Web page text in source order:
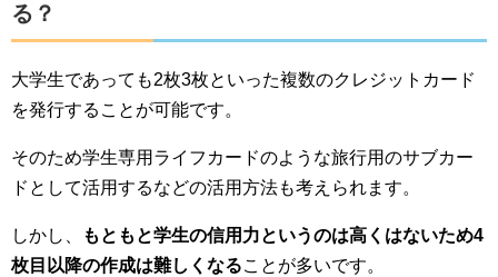
る？
大学生であっても2枚3枚といった複数のクレジットカード
を発行することが可能です。
そのため学生専用ライフカードのような旅行用のサブカー
ドとして活用するなどの活用方法も考えられます。
しかし、
もともと学生の信用力というのは高くはないため4
枚目以降の作成は難しくなることが多いです。